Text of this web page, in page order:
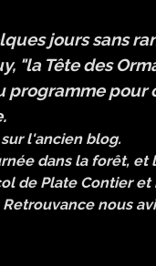
jours sans
"la Tête des
programme
l'ancien blog.
dans la forêt,
de Plate Contier et
nous